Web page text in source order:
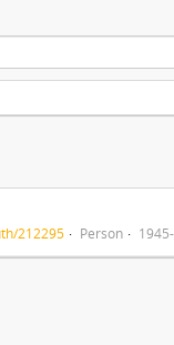
212295 Person